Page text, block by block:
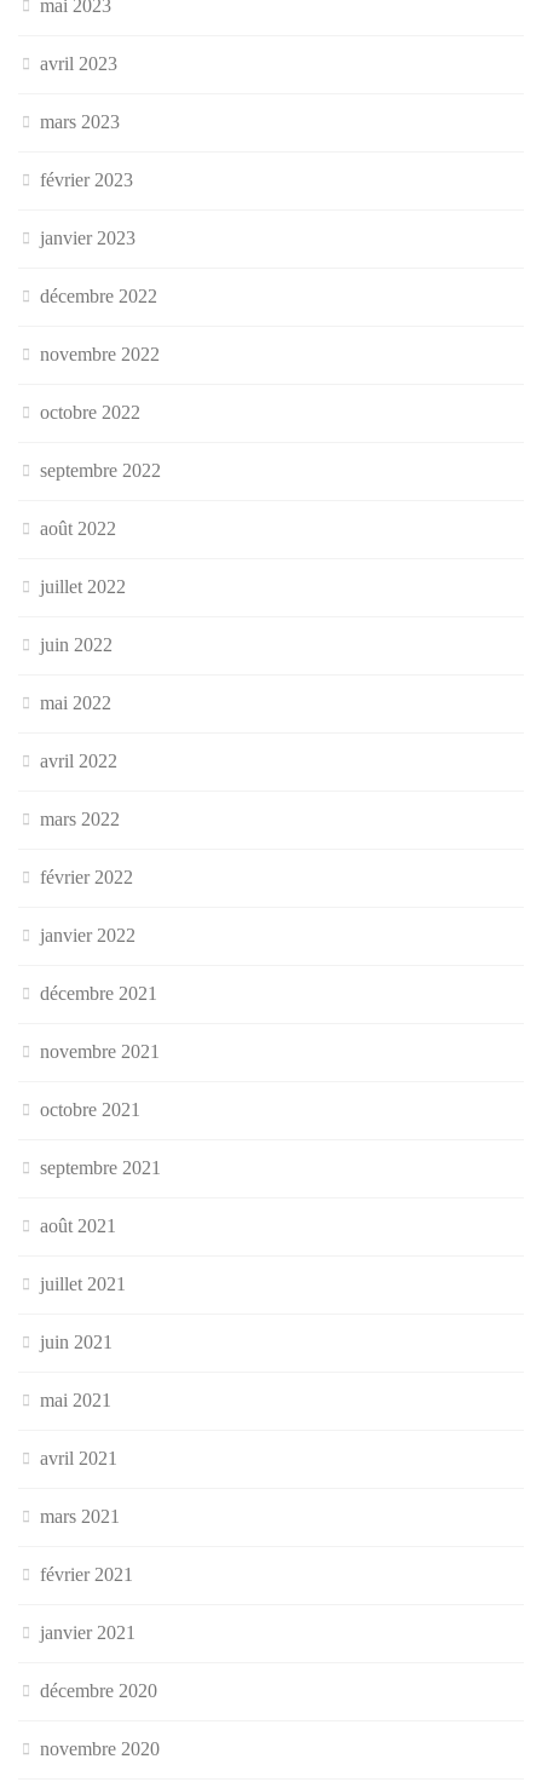
mai 2023
avril 2023
mars 2023
février 2023
janvier 2023
décembre 2022
novembre 2022
octobre 2022
septembre 2022
août 2022
juillet 2022
juin 2022
mai 2022
avril 2022
mars 2022
février 2022
janvier 2022
décembre 2021
novembre 2021
octobre 2021
septembre 2021
août 2021
juillet 2021
juin 2021
mai 2021
avril 2021
mars 2021
février 2021
janvier 2021
décembre 2020
novembre 2020